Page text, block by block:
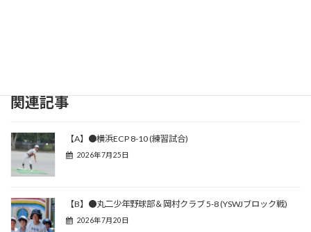
関連記事
【A】●横浜ECP 8-10 (練習試合)
2026年7月25日
【B】●丸二少年野球部＆岡村クラブ 5-8 (YSWJブロック戦)
2026年7月20日